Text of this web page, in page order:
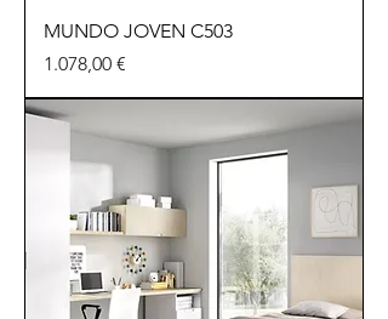
MUNDO JOVEN C503
Preu
1.078,00 €